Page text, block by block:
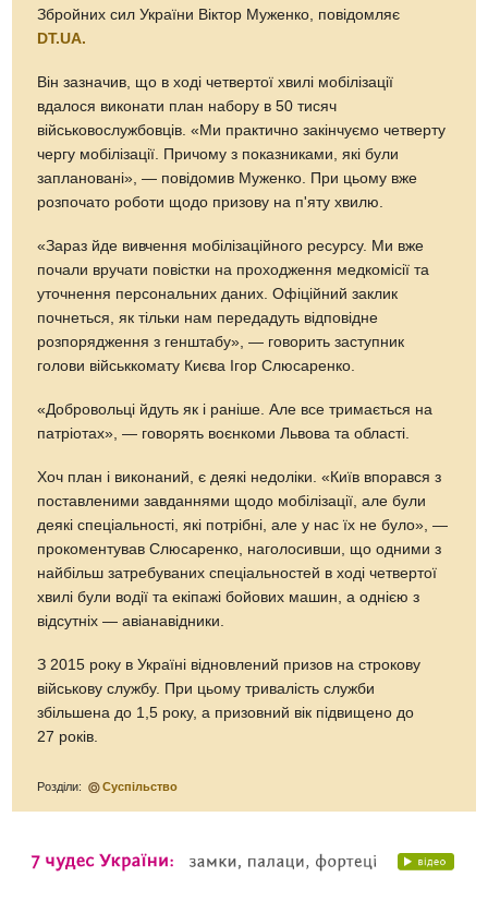
Збройних сил України Віктор Муженко, повідомляє
DT.UA.
Він зазначив, що в ході четвертої хвилі мобілізації
вдалося виконати план набору в 50 тисяч
військовослужбовців. «Ми практично закінчуємо четверту
чергу мобілізації. Причому з показниками, які були
заплановані», — повідомив Муженко. При цьому вже
розпочато роботи щодо призову на п'яту хвилю.
«Зараз йде вивчення мобілізаційного ресурсу. Ми вже
почали вручати повістки на проходження медкомісії та
уточнення персональних даних. Офіційний заклик
почнеться, як тільки нам передадуть відповідне
розпорядження з генштабу», — говорить заступник
голови військкомату Києва Ігор Слюсаренко.
«Добровольці йдуть як і раніше. Але все тримається на
патріотах», — говорять воєнкоми Львова та області.
Хоч план і виконаний, є деякі недоліки. «Київ впорався з
поставленими завданнями щодо мобілізації, але були
деякі спеціальності, які потрібні, але у нас їх не було», —
прокоментував Слюсаренко, наголосивши, що одними з
найбільш затребуваних спеціальностей в ході четвертої
хвилі були водії та екіпажі бойових машин, а однією з
відсутніх — авіанавідники.
З 2015 року в Україні відновлений призов на строкову
військову службу. При цьому тривалість служби
збільшена до 1,5 року, а призовний вік підвищено до
27 років.
Розділи: Суспільство